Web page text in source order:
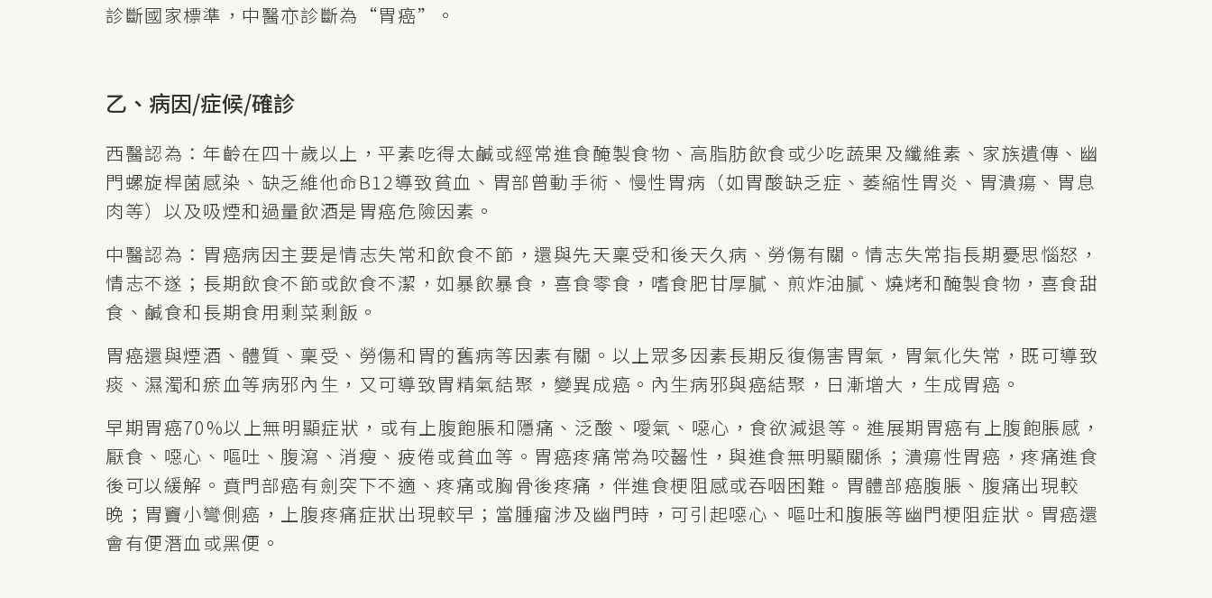
診斷國家標準，中醫亦診斷為“胃癌”。
乙、病因/症候/確診
西醫認為：年齡在四十歲以上，平素吃得太鹹或經常進食醃製食物、高脂肪飲食或少吃蔬果及纖維素、家族遺傳、幽
門螺旋桿菌感染、缺乏維他命B12導致貧血、胃部曾動手術、慢性胃病（如胃酸缺乏症、萎縮性胃炎、胃潰瘍、胃息
肉等）以及吸煙和過量飲酒是胃癌危險因素。
中醫認為：胃癌病因主要是情志失常和飲食不節，還與先天稟受和後天久病、勞傷有關。情志失常指長期憂思惱怒，
情志不遂；長期飲食不節或飲食不潔，如暴飲暴食，喜食零食，嗜食肥甘厚膩、煎炸油膩、燒烤和醃製食物，喜食甜
食、鹹食和長期食用剩菜剩飯。
胃癌還與煙酒、體質、稟受、勞傷和胃的舊病等因素有關。以上眾多因素長期反復傷害胃氣，胃氣化失常，既可導致
痰、濕濁和瘀血等病邪內生，又可導致胃精氣結聚，變異成癌。內生病邪與癌結聚，日漸增大，生成胃癌。
早期胃癌70%以上無明顯症狀，或有上腹飽脹和隱痛、泛酸、噯氣、噁心，食欲減退等。進展期胃癌有上腹飽脹感，
厭食、噁心、嘔吐、腹瀉、消瘦、疲倦或貧血等。胃癌疼痛常為咬齧性，與進食無明顯關係；潰瘍性胃癌，疼痛進食
後可以緩解。賁門部癌有劍突下不適、疼痛或胸骨後疼痛，伴進食梗阻感或吞咽困難。胃體部癌腹脹、腹痛出現較
晚；胃竇小彎側癌，上腹疼痛症狀出現較早；當腫瘤涉及幽門時，可引起噁心、嘔吐和腹脹等幽門梗阻症狀。胃癌還
會有便潛血或黑便。